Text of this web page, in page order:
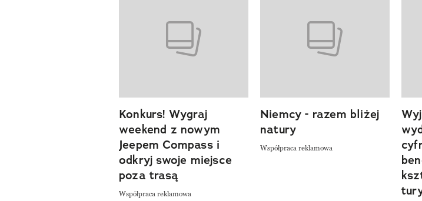
previous element
Konkurs! Wygraj
weekend z nowym
Jeepem Compass i
odkryj swoje miejsce
poza trasą
Współpraca reklamowa
Niemcy - razem bliżej
natury
Współpraca reklamowa